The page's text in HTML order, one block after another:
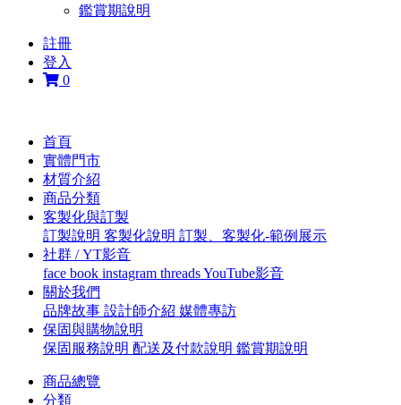
鑑賞期說明
註冊
登入
0
首頁
實體門市
材質介紹
商品分類
客製化與訂製
訂製說明 客製化說明 訂製、客製化-範例展示
社群 / YT影音
face book instagram threadsYouTube影音
關於我們
品牌故事 設計師介紹 媒體專訪
保固與購物說明
保固服務說明 配送及付款說明 鑑賞期說明
商品總覽
分類